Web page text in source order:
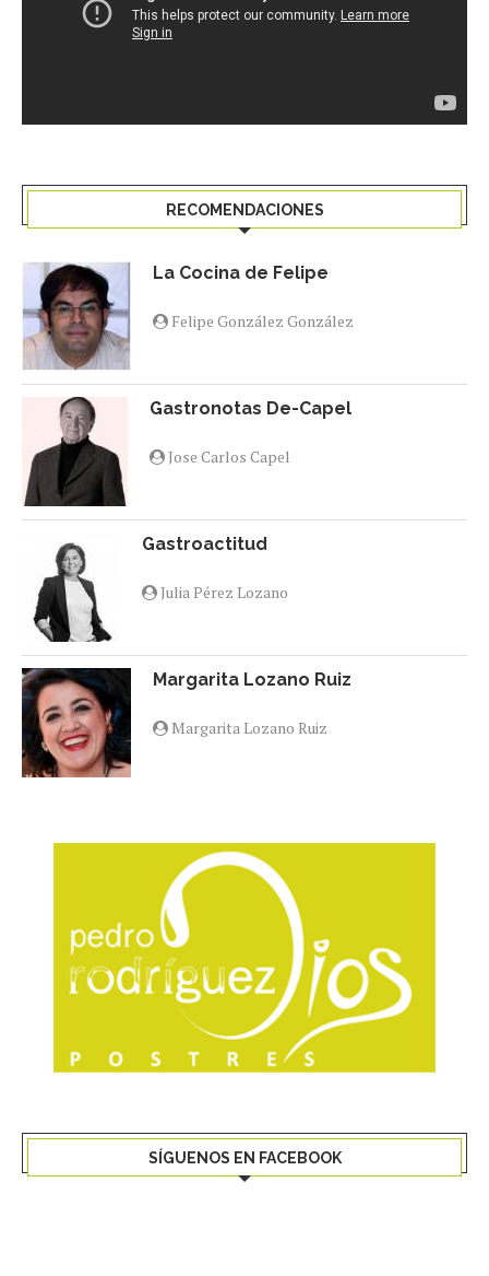
RECOMENDACIONES
La Cocina de Felipe
Felipe González González
Gastronotas De-Capel
Jose Carlos Capel
Gastroactitud
Julia Pérez Lozano
Margarita Lozano Ruiz
Margarita Lozano Ruiz
SÍGUENOS EN FACEBOOK